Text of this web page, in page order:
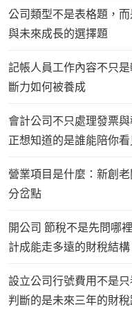
公司類型不是表格題，
與未來成長的選擇題
記帳人員工作內容不只
斷力如何被養成
會計公司不只處理發票
正想知道的是誰能陪你
營業項目是什麼：新創
分岔點
開公司 節稅不是先問哪
計成能走多遠的財稅結構
設立公司行號費用不是
判斷的是未來三年的財